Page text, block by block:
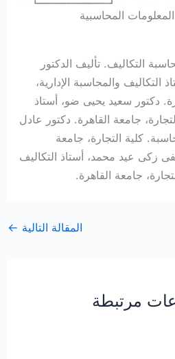
المحاسبية
التكاليف. تأليف الدكتور
والمحاسبة الإدارية،
دكتور سعيد يحيى ضو، أستاذ
جامعة القاهرة. دكتور عادل
كلية التجارة، جامعة
زكى عيد محمد، أستاذ التكاليف
جامعة القاهرة.
المقالة التالية ←
مرتبطة